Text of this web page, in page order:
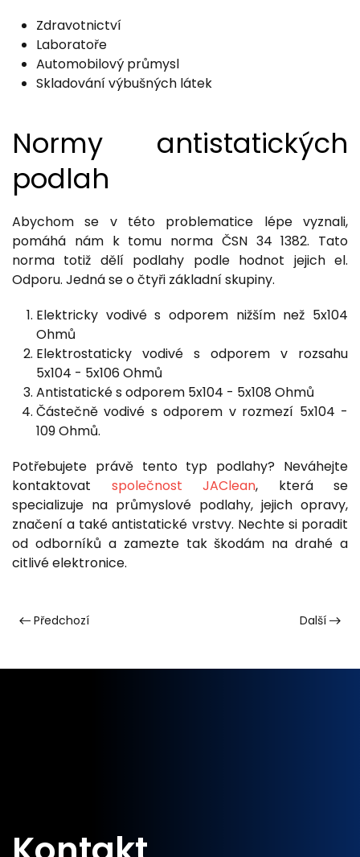
Zdravotnictví
Laboratoře
Automobilový průmysl
Skladování výbušných látek
Normy antistatických
podlah
Abychom se v této problematice lépe vyznali,
pomáhá nám k tomu norma ČSN 34 1382. Tato
norma totiž dělí podlahy podle hodnot jejich el.
Odporu. Jedná se o čtyři základní skupiny.
Elektricky vodivé s odporem nižším než 5x104
Ohmů
Elektrostaticky vodivé s odporem v rozsahu
5x104 - 5x106 Ohmů
Antistatické s odporem 5x104 - 5x108 Ohmů
Částečně vodivé s odporem v rozmezí 5x104 -
109 Ohmů.
Potřebujete právě tento typ podlahy? Neváhejte
kontaktovat společnost JAClean, která se
specializuje na průmyslové podlahy, jejich opravy,
značení a také antistatické vrstvy. Nechte si poradit
od odborníků a zamezte tak škodám na drahé a
citlivé elektronice.
Předchozí Další